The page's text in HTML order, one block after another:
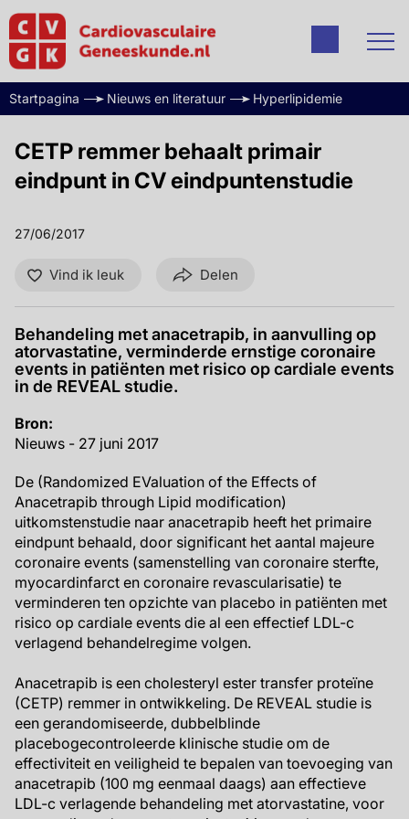
Startpagina Nieuws en literatuur Hyperlipidemie
CETP remmer behaalt primair
eindpunt in CV eindpuntenstudie
27/06/2017
Vind ik leuk Delen
Behandeling met anacetrapib, in aanvulling op
atorvastatine, verminderde ernstige coronaire
events in patiënten met risico op cardiale events
in de REVEAL studie.
Bron:
Nieuws - 27 juni 2017
De (Randomized EValuation of the Effects of
Anacetrapib through Lipid modification)
uitkomstenstudie naar anacetrapib heeft het primaire
eindpunt behaald, door significant het aantal majeure
coronaire events (samenstelling van coronaire sterfte,
myocardinfarct en coronaire revascularisatie) te
verminderen ten opzichte van placebo in patiënten met
risico op cardiale events die al een effectief LDL-c
verlagend behandelregime volgen.
Anacetrapib is een cholesteryl ester transfer proteïne
(CETP) remmer in ontwikkeling. De REVEAL studie is
een gerandomiseerde, dubbelblinde
placebogecontroleerde klinische studie om de
effectiviteit en veiligheid te bepalen van toevoeging van
anacetrapib (100 mg eenmaal daags) aan effectieve
LDL-c verlagende behandeling met atorvastatine, voor